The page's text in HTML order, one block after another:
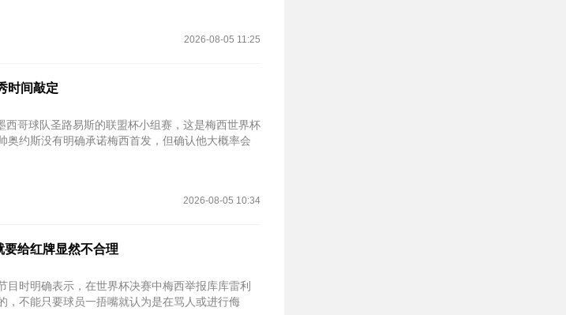
2026-08-05 11:25
时间敲定
哥球队圣路易斯的联盟杯小组赛，这是梅西世界杯
奥约斯没有明确承诺梅西首发，但确认他大概率会
2026-08-05 10:34
给红牌显然不合理
时明确表示，在世界杯决赛中梅西举报库库雷利
，不能只要球员一捂嘴就认为是在骂人或进行侮